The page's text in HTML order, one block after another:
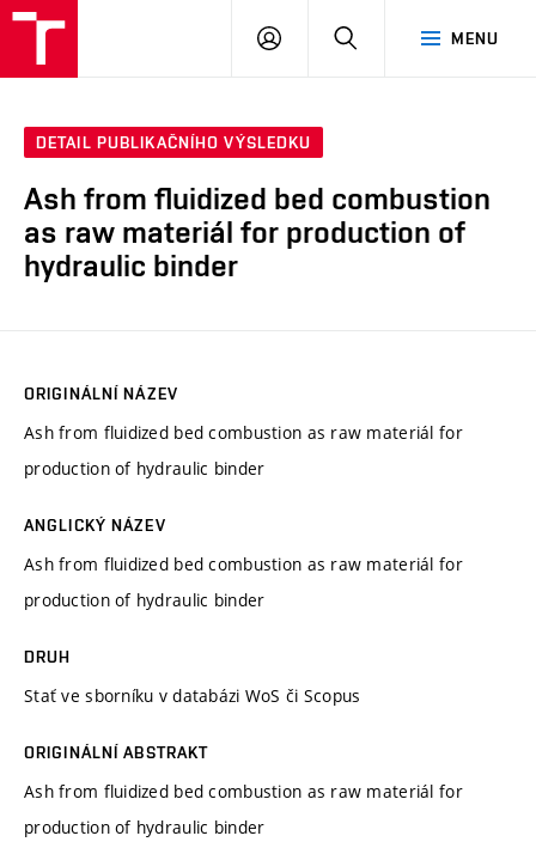
MENU
PŘIHLÁSIT
DETAIL PUBLIKAČNÍHO VÝSLEDKU
Ash from fluidized bed combustion
as raw materiál for production of
hydraulic binder
ORIGINÁLNÍ NÁZEV
Ash from fluidized bed combustion as raw materiál for
production of hydraulic binder
ANGLICKÝ NÁZEV
Ash from fluidized bed combustion as raw materiál for
production of hydraulic binder
DRUH
Stať ve sborníku v databázi WoS či Scopus
ORIGINÁLNÍ ABSTRAKT
Ash from fluidized bed combustion as raw materiál for
production of hydraulic binder